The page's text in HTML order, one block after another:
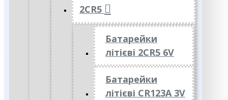
2CR5
Батарейки
літієві 2CR5 6V
Батарейки
літієві CR123A 3V